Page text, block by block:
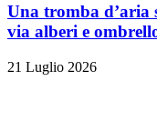
Una tromba d’aria
via alberi e
21 Luglio 2026